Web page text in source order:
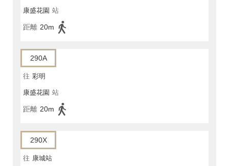
康盛花園 站
距離 20m
290A
往 彩明
康盛花園 站
距離 20m
290X
往 康城站